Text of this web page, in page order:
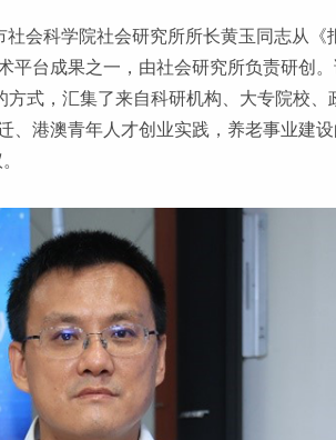
会科学院社会研究所所长黄玉同志从
台成果之一，由社会研究所负责研创
式，汇集了来自科研机构、大专院校
、港澳青年人才创业实践，养老事业建